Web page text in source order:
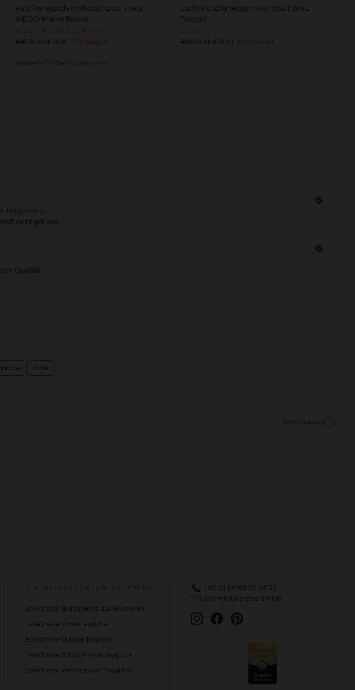
Kurzflorteppich Anthrazit grau "Freja"
WECONhome Basics
€89,00 Ab €76,00 15% gespart
Esprit Kurzflorteppich Anthrazit Grau
"Vegas"
€89,00 Ab €76,00 15% gespart
Sale
GPSR Hinweis i
DIE BELIEBTESTEN TEPPICHE
Beliebteste Badteppiche aus Baumwolle
Beliebteste Kinderteppiche
Beliebteste Outdoor Teppiche
Beliebteste Schlafzimmer Teppiche
Beliebteste Wohnzimmer Teppiche
+49 (0) 33986 50 04 25
Schreib uns eine E-Mail
Instagram
FacebookPinterest
auf einem Endgerät
Auswahl von Werbeanzeigen
von Inhalten